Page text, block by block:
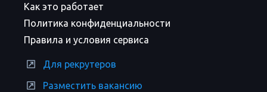
Как это работает
Политика конфиденциальности
Правила и условия сервиса
Для рекрутеров
Разместить вакансию